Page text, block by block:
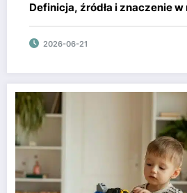
Definicja, źródła i znaczenie w
2026-06-21